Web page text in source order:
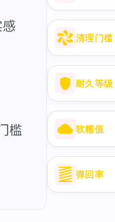
清理门槛
耐久等级
软糯值
弹回率